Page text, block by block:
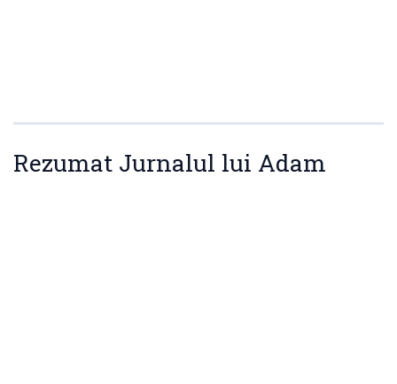
Rezumat Jurnalul lui Adam